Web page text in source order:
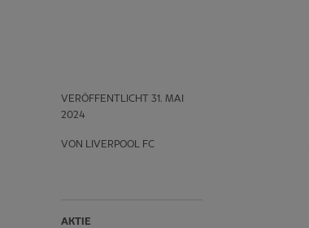
VERÖFFENTLICHT 31. MAI
2024
VON LIVERPOOL FC
AKTIE